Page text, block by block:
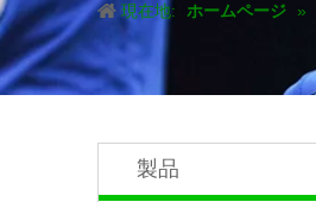
現在地: ホームページ »
製品